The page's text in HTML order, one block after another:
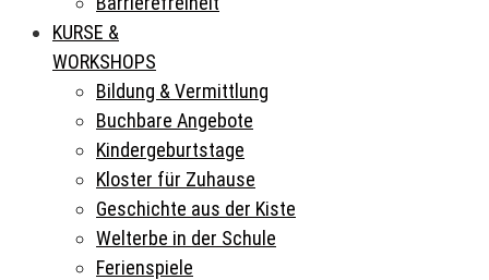
KURSE &
WORKSHOPS
Bildung & Vermittlung
Buchbare Angebote
Kindergeburtstage
Kloster für Zuhause
Geschichte aus der Kiste
Welterbe in der Schule
Ferienspiele